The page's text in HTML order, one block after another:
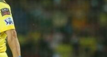
04, 2023 12:26 pm